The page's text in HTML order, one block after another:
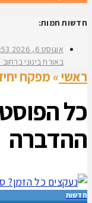
חדשות חמות:
אוגוסט 6, 2026 am
באורח בינוני ברחוב
ראשי» מפקח
כל
ההדברה
חדשות